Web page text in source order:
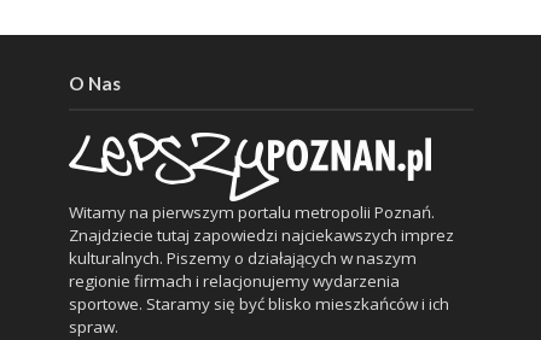
O Nas
Witamy na pierwszym portalu metropolii Poznań.
Znajdziecie tutaj zapowiedzi najciekawszych imprez
kulturalnych. Piszemy o działających w naszym
regionie firmach i relacjonujemy wydarzenia
sportowe. Staramy się być blisko mieszkańców i ich
spraw.